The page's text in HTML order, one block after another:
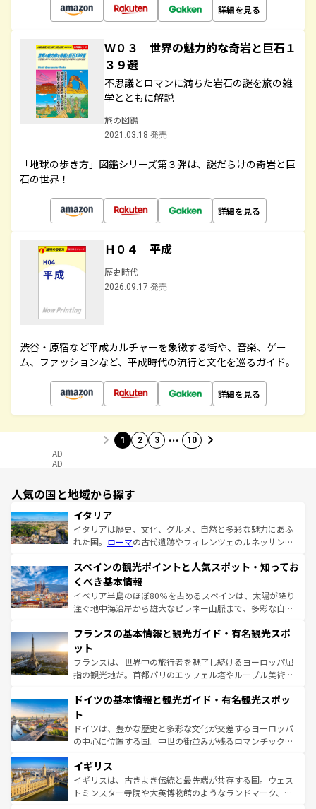
詳細を見る
Ｗ０３ 世界の魅力的な奇岩と巨石１
３９選
不思議とロマンに満ちた岩石の謎を旅の雑
学とともに解説
旅の図鑑
2021.03.18 発売
「地球の歩き方」図鑑シリーズ第３弾は、謎だらけの奇岩と巨
石の世界！
詳細を見る
Ｈ０４ 平成
歴史時代
2026.09.17 発売
渋谷・原宿など平成カルチャーを象徴する街や、音楽、ゲー
ム、ファッションなど、平成時代の流行と文化を巡るガイド。
詳細を見る
1 2 3 … 10
AD
AD
人気の国と地域から探す
イタリア
イタリアは歴史、文化、グルメ、自然と多彩な魅力にあふ
れた国。 ローマの古代遺跡やフィレンツェのルネッサンス
ろん、トスカーナの美しい田園風景やアマルフィ海岸の絶
景など、自然景観も見逃せない。観光の合間には、本場の
ピザやパスタなど、絶品のイタリア料理を堪能することも
できる。朝目覚めてから夜眠るまで、すべての瞬間を楽し
なお、新着のイタリア情報はコンテンツ一覧を参照してほ
しい。
スペインの観光ポイントと人気スポット・知ってお
くべき基本情報
イベリア半島のほぼ80％を占めるスペインは、太陽が降り
注ぐ地中海沿岸から雄大なピレネー山脈まで、多彩な自然
文化が根付くこの国では、情熱的なフラメンコ、熱気あふ
れる闘牛、そして美味しいタパスが生活の一部となってい
る。首都マドリードの洗練された雰囲気や、バルセロナの
アートに溢れた街角から、地方では古代ローマ遺跡や中世
せる。地方によって風土や気候が異なるスペインはその個
ンテンツ一覧 を参照してほしい。
フランスの基本情報と観光ガイド・有名観光スポ
ット
フランスは、世界中の旅行者を魅了し続けるヨーロッパ屈
指の観光地だ。首都パリのエッフェル塔やルーブル美術館
で、幅広い魅力が詰まっている。華麗な宮殿、歴史的な大
聖堂、美しいビーチ、そして豊かな自然が、訪れる者を心
から魅了する。また、フランスは美食の国としても知ら
れ、フランス料理はユネスコ無形文化遺産にも登録されて
香り高いラベンダー畑など、多彩な楽しみ方が可能だ。さ
らに、パリ以外の地域にも魅力が溢れており、どの街角に
も豊かな歴史と文化が息づいている。パリ以外の個性あふ
ドイツの基本情報と観光ガイド・有名観光スポッ
ト
ドイツは、豊かな歴史と多彩な文化が交差するヨーロッパ
の中心に位置する国。中世の街並みが残るロマンチック街
顔を持つこの国は、どこを歩いても飽きることがない。ベ
ルリンの文化的活気、バイエルン州のアルプスの絶景、そ
してライン川沿いのワイン畑といった風景は必見。ビール
イギリス
イギリスは、古きよき伝統と最先端が共存する国。ウェス
トミンスター寺院や大英博物館のようなランドマーク、歴